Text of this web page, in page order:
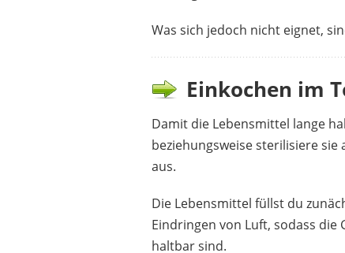
Was sich jedoch nicht eignet,
Einkochen im
Damit die Lebensmittel lange
beziehungsweise sterilisiere
aus.
Die Lebensmittel füllst du
Eindringen von Luft, sodass die
haltbar sind.